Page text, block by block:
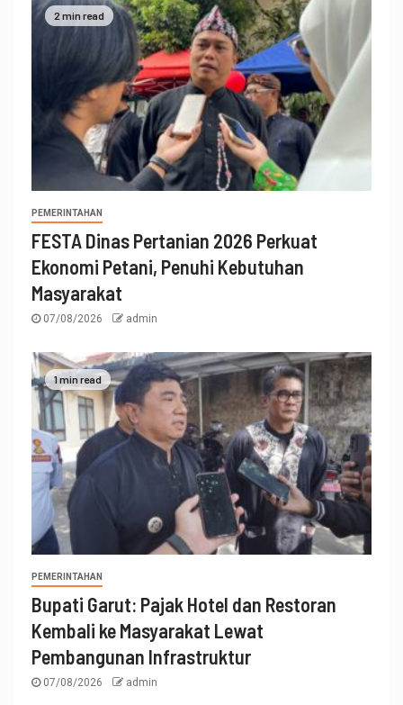
2 min read
PEMERINTAHAN
FESTA Dinas Pertanian 2026 Perkuat
Ekonomi Petani, Penuhi Kebutuhan
Masyarakat
07/08/2026 admin
1 min read
PEMERINTAHAN
Bupati Garut: Pajak Hotel dan Restoran
Kembali ke Masyarakat Lewat
Pembangunan Infrastruktur
07/08/2026 admin